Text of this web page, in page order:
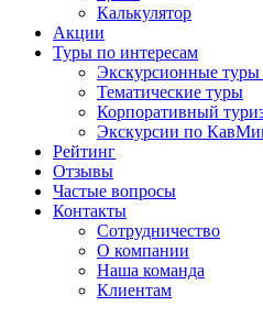
Калькулятор
Акции
Туры по интересам
Экскурсионные туры
Тематические туры
Корпоративный
Экскурсии по
Рейтинг
Отзывы
Частые вопросы
Контакты
Сотрудничество
О компании
Наша команда
Клиентам